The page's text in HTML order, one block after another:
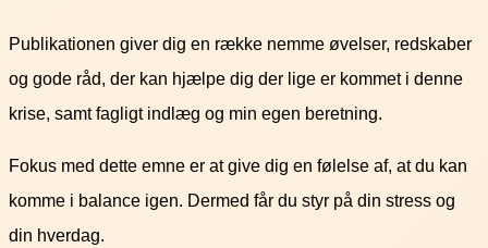
Publikationen giver dig en række nemme øvelser, redskaber
og gode råd, der kan hjælpe dig der lige er kommet i denne
krise, samt fagligt indlæg og min egen beretning.
Fokus med dette emne er at give dig en følelse af, at du kan
komme i balance igen. Dermed får du styr på din stress og
din hverdag.